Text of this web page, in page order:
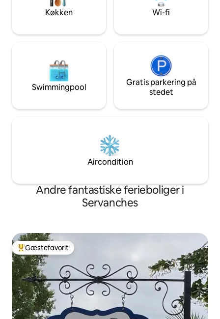
Køkken Wi-fi
Swimmingpool
Gratis parkering på
stedet
Aircondition
Andre fantastiske ferieboliger i
Servanches
Bedste gæstefavorit
Gæstefavorit